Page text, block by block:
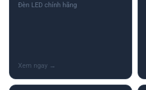
Đèn LED chính hãng